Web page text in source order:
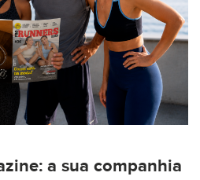
a sua companhia